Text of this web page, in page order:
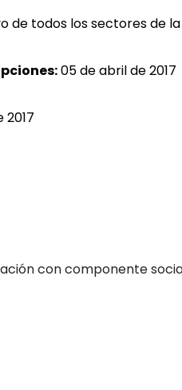
de todos los sectores de
05 de abril de 2017
2017
con componente